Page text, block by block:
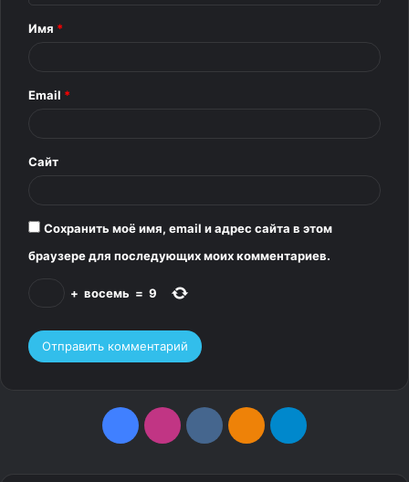
и
*
Имя *
Email *
Сайт
Сохранить моё имя, email и адрес сайта в этом
браузере для последующих моих комментариев.
+ восемь = 9
F
v
О
T